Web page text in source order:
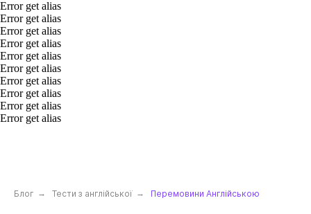
Error get alias
Error get alias
Error get alias
Error get alias
Error get alias
Error get alias
Error get alias
Error get alias
Error get alias
Error get alias
Блог → Тести з англійської → Перемовини Англійською